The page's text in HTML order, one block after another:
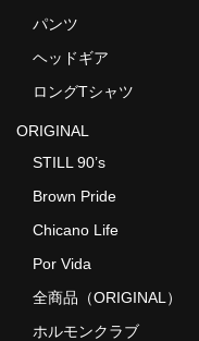
パンツ
ヘッドギア
ロングTシャツ
ORIGINAL
STILL 90’s
Brown Pride
Chicano Life
Por Vida
全商品（ORIGINAL）
ホルモンクラブ